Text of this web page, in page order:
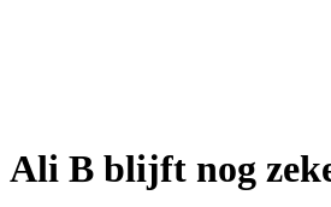
Ali B blijft nog